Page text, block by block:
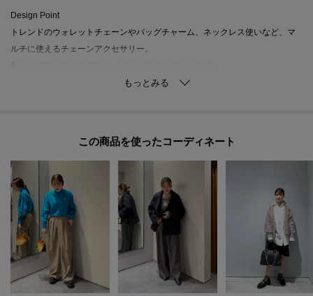
Design Point
トレンドのウォレットチェーンやバッグチャーム、ネックレス使いなど、マ
ルチに使えるチェーンアクセサリー。
いつものスタイリング、バッグなど雑貨に取り入れて、気分で付け替えを楽
※照明の関係により、実際よりも色味が違って見える場合があります。ま
た、パソコン・スマートフォンなどの環境により、若干製品と画像のカラー
が異なる場合もございます。
この商品を使った